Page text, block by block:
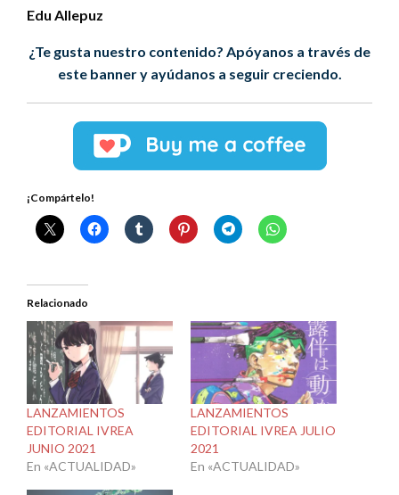
Edu Allepuz
¿Te gusta nuestro contenido? Apóyanos a través de
este banner y ayúdanos a seguir creciendo.
¡Compártelo!
Relacionado
LANZAMIENTOS
EDITORIAL IVREA
JUNIO 2021
En «ACTUALIDAD»
LANZAMIENTOS
EDITORIAL IVREA JULIO
2021
En «ACTUALIDAD»